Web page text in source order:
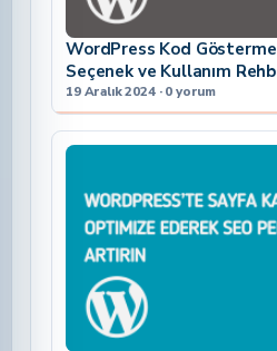
WordPress Kod
Seçenek ve Kullanım
19 Aralık 2024 · 0 yorum